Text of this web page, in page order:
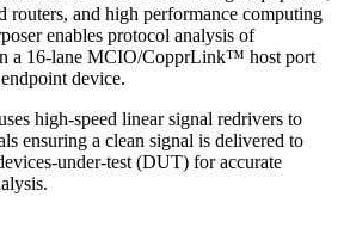
routers, and high performance computing
enables protocol analysis of
a 16-lane MCIO/CopprLink™ host port
device.
high-speed linear signal redrivers to
ensuring a clean signal is delivered to
under-test (DUT) for accurate